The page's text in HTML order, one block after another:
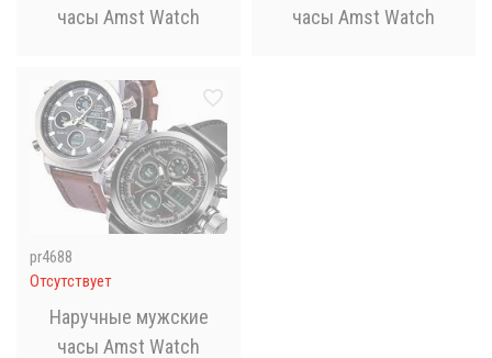
часы Amst Watch
часы Amst Watch
pr4688
Отсутствует
Наручные мужские
часы Amst Watch